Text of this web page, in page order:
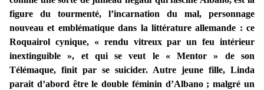
figure du tourmenté, l’incarnation du mal, personnage
nouveau et emblématique dans la littérature allemande : ce
Roquairol cynique, « rendu vitreux par un feu intérieur
inextinguible », et qui se veut le « Mentor » de son
Télémaque, finit par se suicider. Autre jeune fille, Linda
parait d’abord être le double féminin d’Albano ; malgré un